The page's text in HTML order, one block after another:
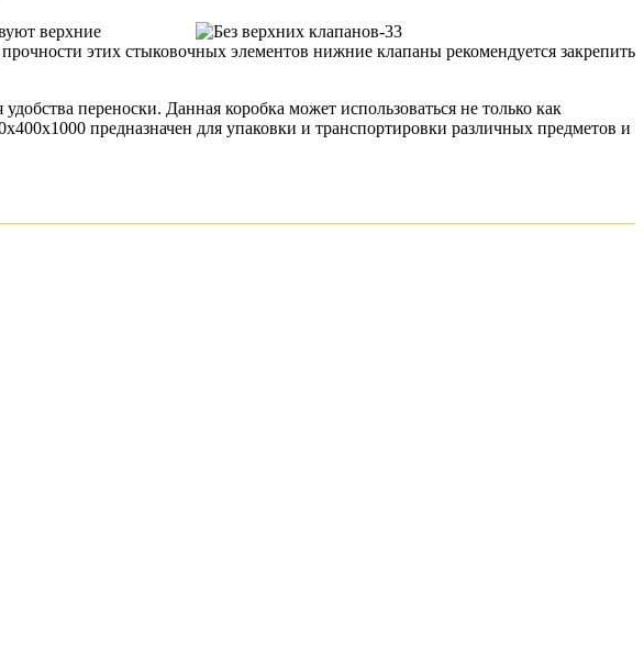
верхние
этих стыковочных элементов нижние клапаны рекомендуется закрепить
переноски. Данная коробка может использоваться не только как
предназначен для упаковки и транспортировки различных предметов и